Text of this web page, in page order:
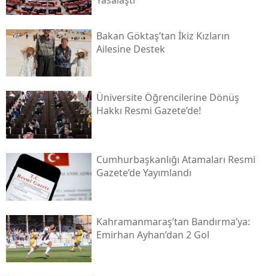
Bakan Göktaş’tan İkiz Kızların
Ailesine Destek
Üniversite Öğrencilerine Dönüş
Hakkı Resmi Gazete’de!
Cumhurbaşkanlığı Atamaları Resmi
Gazete’de Yayımlandı
Kahramanmaraş’tan Bandırma’ya:
Emirhan Ayhan’dan 2 Gol